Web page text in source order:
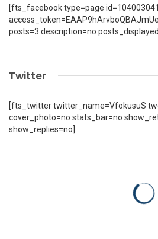
[fts_facebook type=page
posts=3 description=no
Twitter
[fts_twitter twitter_name=VfokusuS
cover_photo=no stats_bar=no
show_replies=no]